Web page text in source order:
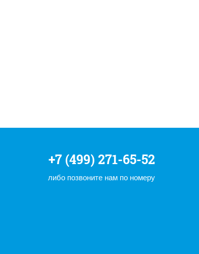
+7 (499) 271-65-52
либо позвоните нам по номеру